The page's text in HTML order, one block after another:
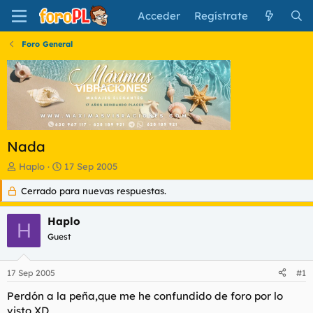
Acceder Regístrate
Foro General
Nada
I
n
c
i
a
d
o
d
Haplo
F
e
c
h
d
e
i
17 Sep 2005
Cerrado para nuevas respuestas.
H Haplo
Guest
17 Sep 2005 #1
Perdón a la peña,que me he confundido de foro por lo
visto XD